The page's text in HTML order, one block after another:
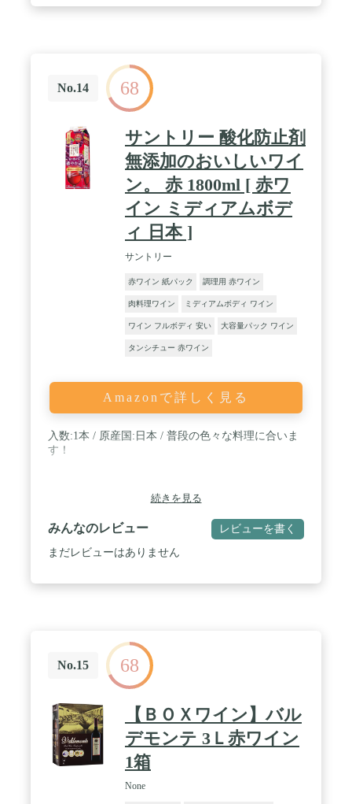
No.14 68
サントリー 酸化防止剤
無添加のおいしいワイ
ン。 赤 1800ml [ 赤ワ
イン ミディアムボデ
ィ 日本 ]
サントリー
赤ワイン 紙パック 調理用 赤ワイン
肉料理ワイン ミディアムボディ ワイン
ワイン フルボディ 安い 大容量パック ワイン
タンシチュー 赤ワイン
Amazonで詳しく見る
入数:1本 / 原産国:日本 / 普段の色々な料理に合いま
す！
続きを見る
みんなのレビュー レビューを書く
まだレビューはありません
No.15 68
【ＢＯＸワイン】バル
デモンテ 3Ｌ赤ワイン
1箱
None